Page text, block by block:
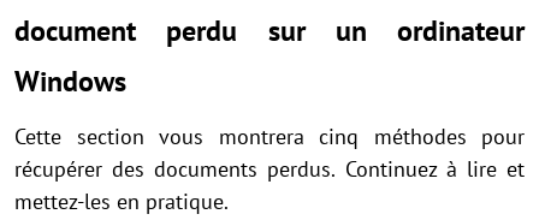
document perdu sur un ordinateur
Windows
Cette section vous montrera cinq méthodes pour
récupérer des documents perdus. Continuez à lire et
mettez-les en pratique.